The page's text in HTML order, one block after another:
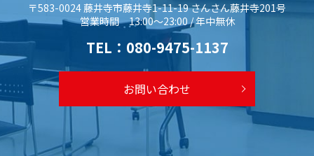
〒583-0024 藤井寺市藤井寺1-11-19 さんさん藤井寺201号
営業時間 13:00～23:00 / 年中無休
TEL： 080-9475-1137
お問い合わせ